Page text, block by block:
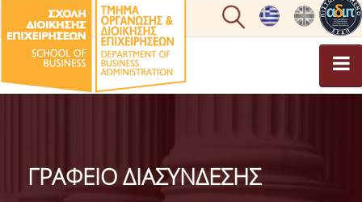
ΤΟ ΤΜΗΜΑ
ΧΑΙΡΕΤΙΣΜΟΣ ΠΡΟΕΔΡΟΥ
ΓΡΑΦΕΙΟ ΔΙΑΣΥΝΔΕΣΗΣ